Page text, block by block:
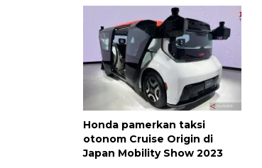
Honda pamerkan taksi
otonom Cruise Origin di
Japan Mobility Show 2023